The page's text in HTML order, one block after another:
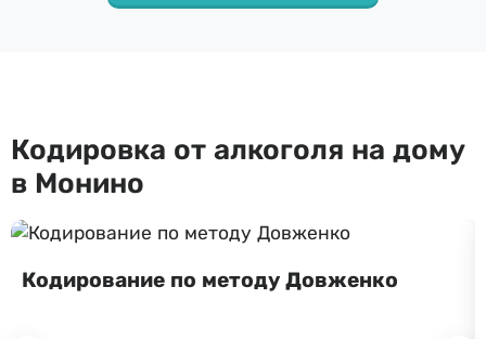
Кодировка от алкоголя на дому
в Монино
Кодирование по методу Довженко